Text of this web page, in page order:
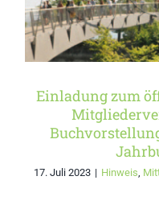
Einladung zum
17. Juli 2023 | Hinweis,